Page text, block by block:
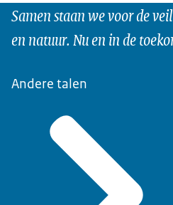
De reclame mag ook op
directe nabijheid ervan.
Samen staan we voor de
en natuur. Nu en in de
Andere talen